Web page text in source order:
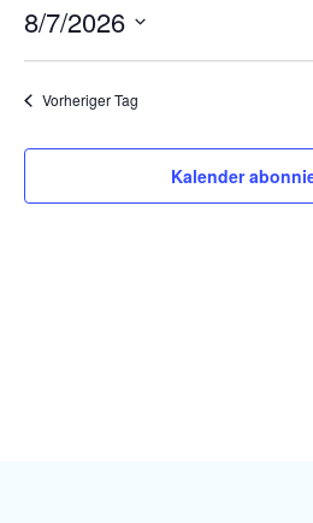
8/7/2026
wählen.
Vorheriger Tag
Kalender